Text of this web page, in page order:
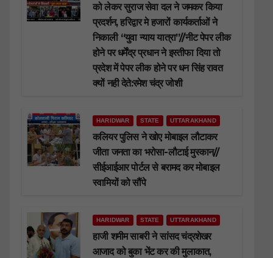
को लेकर सुराज सेवा दल ने जमकर किया
प्रदर्शन, हरिद्वार मे हजारों कार्यकर्ताओं ने
निकाली “युवा न्याय यात्रा”//नीट पेपर लीक
होने पर धर्मेंद्र प्रधान ने इस्तीफा दिया तो
प्रदेश में पेपर लीक होने पर धन सिंह रावत
क्यों नही देते:रमेश चंद्र जोशी
HARIDWAR STATE UTTARAKHAND
कलियर पुलिस ने खोए मोबाइल लौटाकर
जीता जनता का भरोसा-लौटाई मुस्कान//
सीईआईआर पोर्टल से बरामद कर मोबाइल
स्वामियों को सौंपे
HARIDWAR STATE UTTARAKHAND
हाजी शमीम साबरी ने सांसद चंद्रशेखर
आजाद को बुका भेंट कर की मुलाकात,